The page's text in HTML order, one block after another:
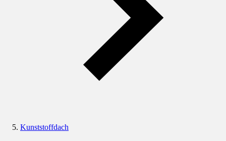
Kunststoffdach